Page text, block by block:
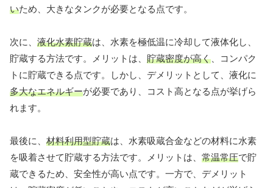
いため、大きなタンクが必要となる点です。
次に、 液化水素貯蔵は、水素を極低温に冷却して液体化し、
貯蔵する方法です。メリットは、 貯蔵密度が高く 、コンパク
トに貯蔵できる点です。しかし、デメリットとして、液化に
多大なエネルギーが必要であり、コスト高となる点が挙げら
れます。
最後に、 材料利用型貯蔵は、水素吸蔵合金などの材料に水素
を吸着させて貯蔵する方法です。メリットは、 常温常圧で貯
蔵できるため、安全性が高い点です。一方で、デメリット